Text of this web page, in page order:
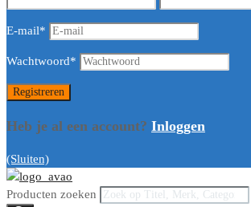
E-mail*
Wachtwoord*
Heb je al een account? Inloggen
(Sluiten)
Producten zoeken